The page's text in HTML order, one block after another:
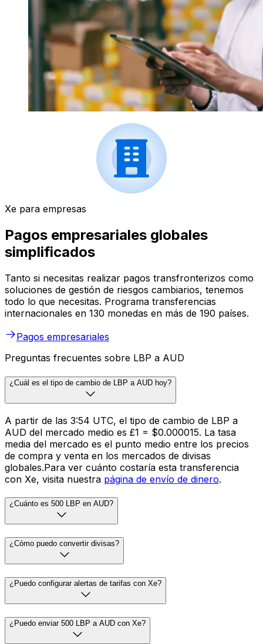
Xe para empresas
Pagos empresariales globales
simplificados
Tanto si necesitas realizar pagos transfronterizos como
soluciones de gestión de riesgos cambiarios, tenemos
todo lo que necesitas. Programa transferencias
internacionales en 130 monedas en más de 190 países.
Pagos empresariales
Preguntas frecuentes sobre LBP a AUD
¿Cuál es el tipo de cambio de LBP a AUD hoy?
A partir de las 3:54 UTC, el tipo de cambio de LBP a
AUD del mercado medio es £1 = $0.000015. La tasa
media del mercado es el punto medio entre los precios
de compra y venta en los mercados de divisas
globales.Para ver cuánto costaría esta transferencia
con Xe, visita nuestra página de envío de dinero.
¿Cuánto es 500 LBP en AUD?
¿Cómo puedo convertir divisas?
¿Puedo configurar alertas de tarifas con Xe?
¿Puedo enviar 500 LBP a AUD con Xe?